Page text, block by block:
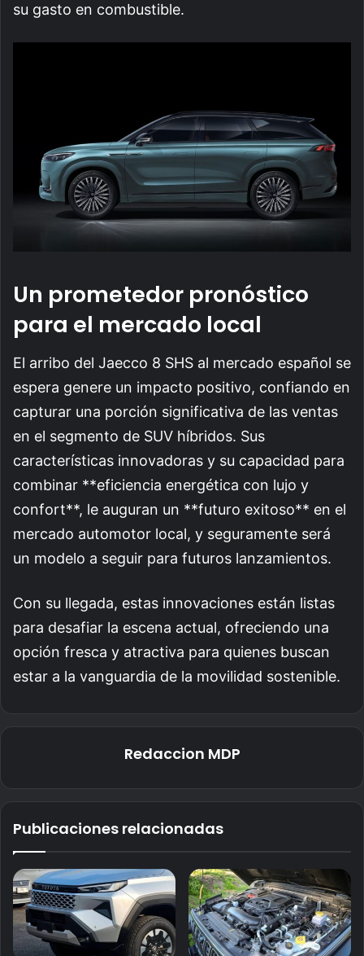
su gasto en combustible.
Un prometedor pronóstico
para el mercado local
El arribo del Jaecco 8 SHS al mercado español se
espera genere un impacto positivo, confiando en
capturar una porción significativa de las ventas
en el segmento de SUV híbridos. Sus
características innovadoras y su capacidad para
combinar **eficiencia energética con lujo y
confort**, le auguran un **futuro exitoso** en el
mercado automotor local, y seguramente será
un modelo a seguir para futuros lanzamientos.
Con su llegada, estas innovaciones están listas
para desafiar la escena actual, ofreciendo una
opción fresca y atractiva para quienes buscan
estar a la vanguardia de la movilidad sostenible.
Redaccion MDP
Publicaciones relacionadas